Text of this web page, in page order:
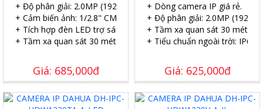
+ Độ phân giải: 2.0MP (1920 × 1080)@25/30 fps)
+ Cảm biến ảnh: 1/2.8" CMOS.
+ Tích hợp đèn LED trợ sáng 15m.
+ Tầm xa quan sát 30 mét.
Giá: 685,000đ
+ Dòng camera IP giá rẻ.
+ Độ phân giải: 2.0MP (1920
+ Tầm xa quan sát 30 mét.
+ Tiểu chuẩn ngoài trời: IP67.
Giá: 625,000đ